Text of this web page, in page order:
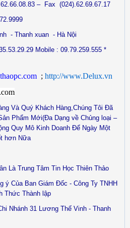
–
Fax (024).62.69.67.17
- Thanh xuan - Hà Nội
Mobile : 09.79.259.555 *
; http://www.Delux.vn
Và Quý Khách Hàng,Chúng Tôi Đã
Phẩm Mới(Đa Dạng về Chủng loại –
Quy Mô Kinh Doanh Để Ngày Một
hơn Nữa
Là Trung Tâm Tin Học Thiên Thảo
Của Ban Giám Đốc - Công Ty TNHH
Thức Thành lập
Nhánh 31 Lương Thế Vinh - Thanh